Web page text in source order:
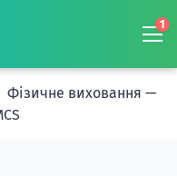
1
Фізичне виховання —